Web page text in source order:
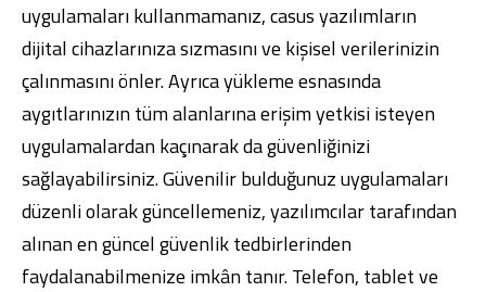
uygulamaları kullanmamanız, casus yazılımların
dijital cihazlarınıza sızmasını ve kişisel verilerinizin
çalınmasını önler. Ayrıca yükleme esnasında
aygıtlarınızın tüm alanlarına erişim yetkisi isteyen
uygulamalardan kaçınarak da güvenliğinizi
sağlayabilirsiniz. Güvenilir bulduğunuz uygulamaları
düzenli olarak güncellemeniz, yazılımcılar tarafından
alınan en güncel güvenlik tedbirlerinden
faydalanabilmenize imkân tanır. Telefon, tablet ve